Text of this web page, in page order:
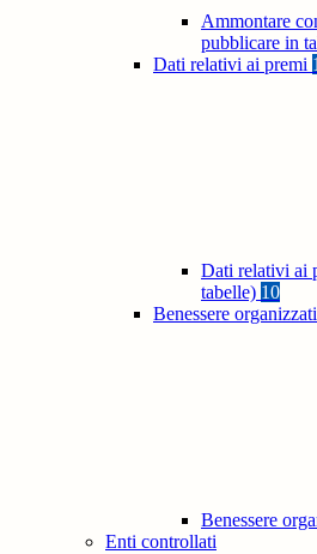
Ammontare
pubblicare in
Dati relativi ai premi
Dati relativi ai
tabelle) 10
Benessere
Benessere
Enti controllati